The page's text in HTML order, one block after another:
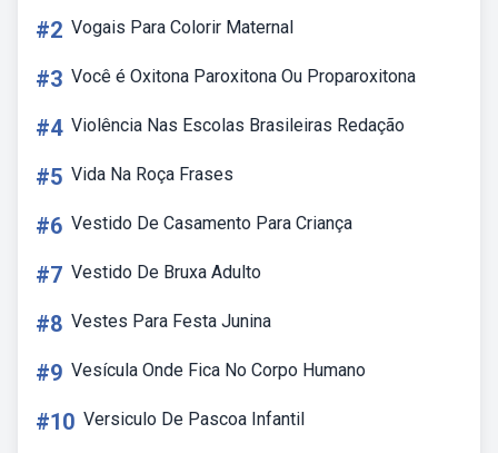
#2 Vogais Para Colorir Maternal
#3 Você é Oxitona Paroxitona Ou Proparoxitona
#4 Violência Nas Escolas Brasileiras Redação
#5 Vida Na Roça Frases
#6 Vestido De Casamento Para Criança
#7 Vestido De Bruxa Adulto
#8 Vestes Para Festa Junina
#9 Vesícula Onde Fica No Corpo Humano
#10 Versiculo De Pascoa Infantil